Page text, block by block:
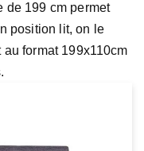
de 199 cm permet
position lit, on le
format 199x110cm